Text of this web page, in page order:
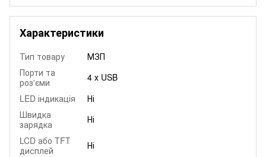
Характеристики
Тип товару
МЗП
Порти та
роз'єми
4 х USB
LED індикація
Ні
Швидка
зарядка
Ні
LCD або TFT
дисплей
Ні